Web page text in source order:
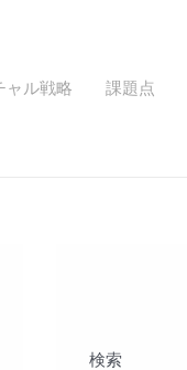
ャル戦略 課題点
検索